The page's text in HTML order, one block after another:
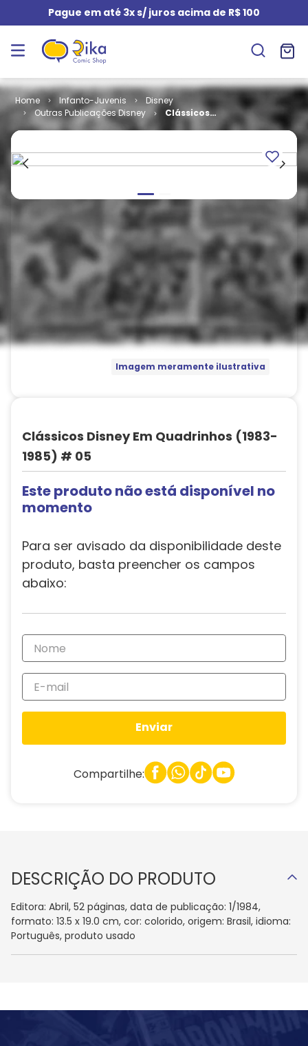
Pague em até 3x s/ juros acima de R$ 100
Infanto-Juvenis
Disney
Outras Publicações Disney
Clássicos
(1983-1985) #
Imagem meramente ilustrativa
Clássicos Disney Em Quadrinhos (1983-
1985) # 05
Este produto não está disponível no
momento
Para ser avisado da disponibilidade deste
produto, basta preencher os campos
abaixo:
Enviar
Compartilhe:
DESCRIÇÃO DO PRODUTO
Editora: Abril, 52 páginas, data de publicação: 1/1984,
formato: 13.5 x 19.0 cm, cor: colorido, origem: Brasil, idioma:
Português, produto usado